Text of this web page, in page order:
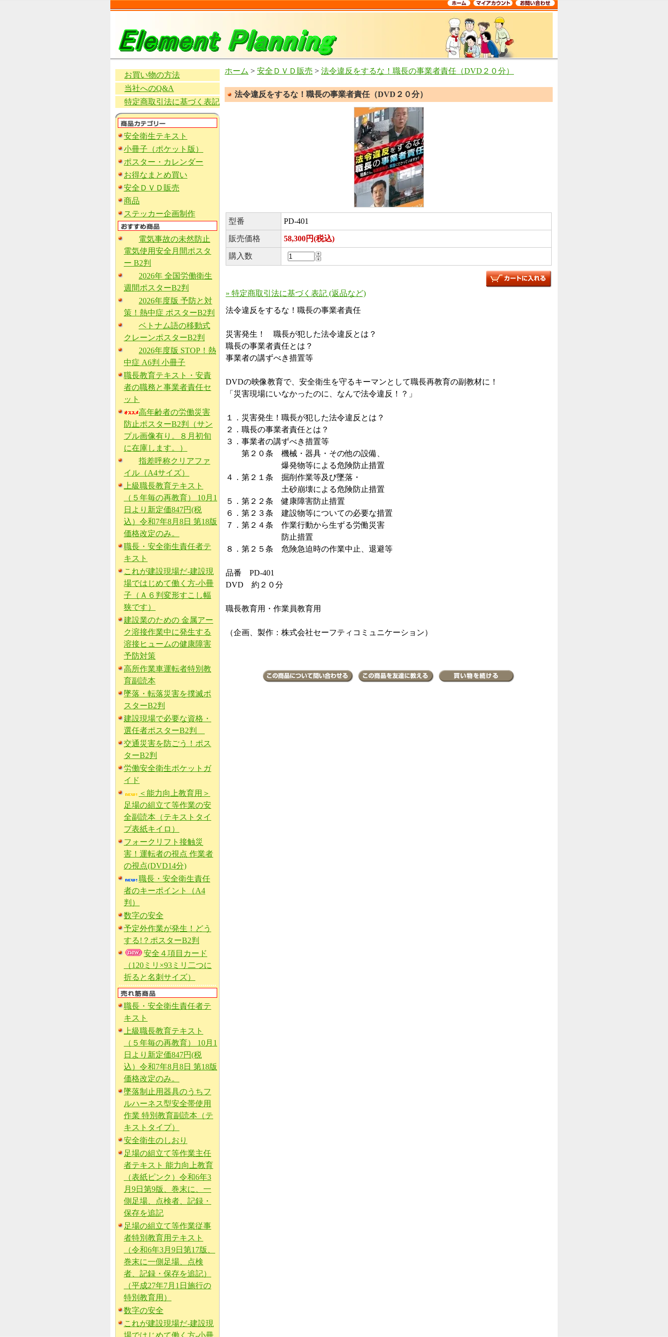
お買い物の方法
当社へのQ&A
特定商取引法に基づく表記
安全衛生テキスト
小冊子（ポケット版）
ポスター・カレンダー
お得なまとめ買い
安全ＤＶＤ販売
商品
ステッカー企画制作
電気事故の未然防止
電気使用安全月間ポスタ
ー B2判
2026年 全国労働衛生
週間ポスターB2判
2026年度版 予防と対
策！熱中症 ポスターB2判
ベトナム語の移動式
クレーンポスターB2判
2026年度版 STOP！熱
中症 A6判 小冊子
職長教育テキスト・安責
者の職務と事業者責任セ
ット
高年齢者の労働災害
防止ポスターB2判（サン
プル画像有り。８月初旬
に在庫します。）
指差呼称クリアファ
イル（A4サイズ）
上級職長教育テキスト
（５年毎の再教育） 10月1
日より新定価847円(税
込）令和7年8月8日 第18版
価格改定のみ。
職長・安全衛生責任者テ
キスト
これが建設現場だ-建設現
場ではじめて働く方-小冊
子（Ａ６判変形すこし幅
狭です）
建設業のための 金属アー
ク溶接作業中に発生する
溶接ヒュームの健康障害
予防対策
高所作業車運転者特別教
育副読本
墜落・転落災害を撲滅ポ
スターB2判
建設現場で必要な資格・
選任者ポスターB2判
交通災害を防ごう！ポス
ターB2判
労働安全衛生ポケットガ
イド
＜能力向上教育用＞
足場の組立て等作業の安
全副読本（テキストタイ
プ表紙キイロ）
フォークリフト接触災
害！運転者の視点 作業者
の視点(DVD14分)
職長・安全衛生責任
者のキーポイント（A4
判）
数字の安全
予定外作業が発生！どう
する!？ポスターB2判
安全４項目カード
（120ミリ×93ミリ二つに
折ると名刺サイズ）
職長・安全衛生責任者テ
キスト
上級職長教育テキスト
（５年毎の再教育） 10月1
日より新定価847円(税
込）令和7年8月8日 第18版
価格改定のみ。
墜落制止用器具のうちフ
ルハーネス型安全帯使用
作業 特別教育副読本（テ
キストタイプ）
安全衛生のしおり
足場の組立て等作業主任
者テキスト 能力向上教育
（表紙ピンク）令和6年3
月9日第9版、巻末に、一
側足場、点検者、記録・
保存を追記
足場の組立て等作業従事
者特別教育用テキスト
（令和6年3月9日第17版、
巻末に一側足場、点検
者、記録・保存を追記）
（平成27年7月1日施行の
特別教育用）
数字の安全
これが建設現場だ-建設現
場ではじめて働く方-小冊
ホーム > 安全ＤＶＤ販売 > 法令違反をするな！職長の事業者責任（DVD２０分）
法令違反をするな！職長の事業者責任（DVD２０分）
型番 PD-401
販売価格 58,300円(税込)
購入数
» 特定商取引法に基づく表記 (返品など)
法令違反をするな！職長の事業者責任
災害発生！ 職長が犯した法令違反とは？
職長の事業者責任とは？
事業者の講ずべき措置等
DVDの映像教育で、安全衛生を守るキーマンとして職長再教育の副教材に！
「災害現場にいなかったのに、なんで法令違反！？」
１．災害発生！職長が犯した法令違反とは？
２．職長の事業者責任とは？
３．事業者の講ずべき措置等
第２０条 機械・器具・その他の設備、
爆発物等による危険防止措置
４．第２１条 掘削作業等及び墜落・
土砂崩壊による危険防止措置
５．第２２条 健康障害防止措置
６．第２３条 建設物等についての必要な措置
７．第２４条 作業行動から生ずる労働災害
防止措置
８．第２５条 危険急迫時の作業中止、退避等
品番 PD-401
DVD 約２０分
職長教育用・作業員教育用
（企画、製作：株式会社セーフティコミュニケーション）